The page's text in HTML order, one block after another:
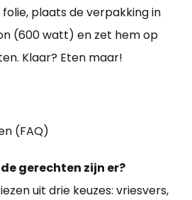
plaats de verpakking in
(600 watt) en zet hem op
Klaar? Eten maar!
(FAQ)
gerechten zijn er?
uit drie keuzes: vriesvers,